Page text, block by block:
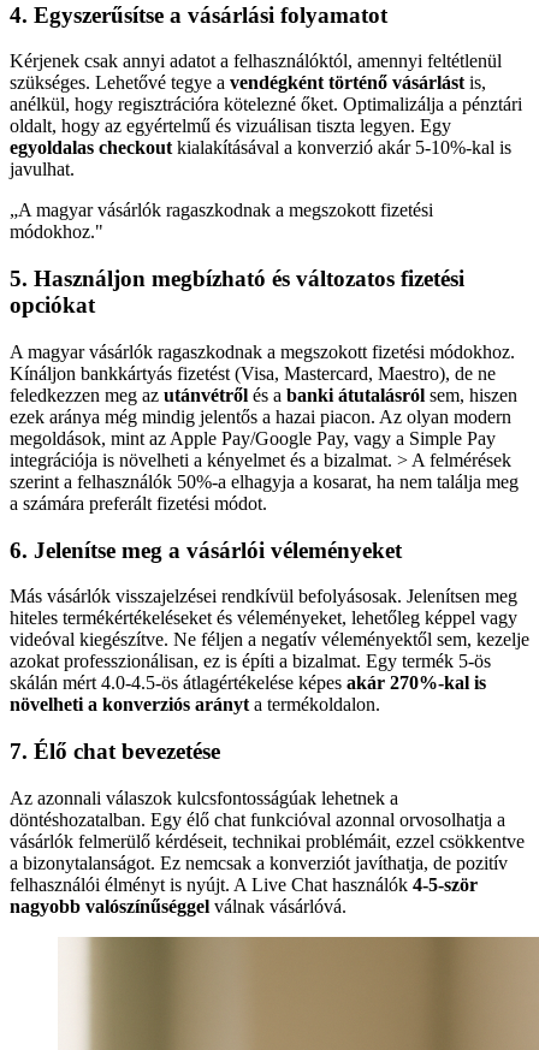
4. Egyszerűsítse a vásárlási folyamatot
Kérjenek csak annyi adatot a felhasználóktól, amennyi feltétlenül
szükséges. Lehetővé tegye a vendégként történő vásárlást is,
anélkül, hogy regisztrációra kötelezné őket. Optimalizálja a pénztári
oldalt, hogy az egyértelmű és vizuálisan tiszta legyen. Egy
egyoldalas checkout kialakításával a konverzió akár 5-10%-kal is
javulhat.
„A magyar vásárlók ragaszkodnak a megszokott fizetési
módokhoz."
5. Használjon megbízható és változatos fizetési
opciókat
A magyar vásárlók ragaszkodnak a megszokott fizetési módokhoz.
Kínáljon bankkártyás fizetést (Visa, Mastercard, Maestro), de ne
feledkezzen meg az utánvétről és a banki átutalásról sem, hiszen
ezek aránya még mindig jelentős a hazai piacon. Az olyan modern
megoldások, mint az Apple Pay/Google Pay, vagy a Simple Pay
integrációja is növelheti a kényelmet és a bizalmat. > A felmérések
szerint a felhasználók 50%-a elhagyja a kosarat, ha nem találja meg
a számára preferált fizetési módot.
6. Jelenítse meg a vásárlói véleményeket
Más vásárlók visszajelzései rendkívül befolyásosak. Jelenítsen meg
hiteles termékértékeléseket és véleményeket, lehetőleg képpel vagy
videóval kiegészítve. Ne féljen a negatív véleményektől sem, kezelje
azokat professzionálisan, ez is építi a bizalmat. Egy termék 5-ös
skálán mért 4.0-4.5-ös átlagértékelése képes akár 270%-kal is
növelheti a konverziós arányt a termékoldalon.
7. Élő chat bevezetése
Az azonnali válaszok kulcsfontosságúak lehetnek a
döntéshozatalban. Egy élő chat funkcióval azonnal orvosolhatja a
vásárlók felmerülő kérdéseit, technikai problémáit, ezzel csökkentve
a bizonytalanságot. Ez nemcsak a konverziót javíthatja, de pozitív
felhasználói élményt is nyújt. A Live Chat használók 4-5-ször
nagyobb valószínűséggel válnak vásárlóvá.